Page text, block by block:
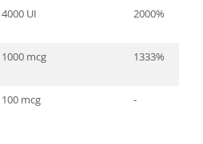
4000 UI 2000%
1000 mcg 1333%
100 mcg -